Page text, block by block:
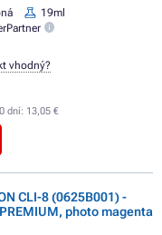
19ml
dní: 13,05 €
vhodný?
CLI-8 (0625B001) -
photo magenta